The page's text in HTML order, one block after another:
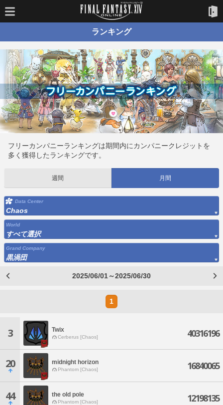
ランキング
フリーカンパニーランキングは期間内にカンパニークレジットを
多く獲得したランキングです。
週間 月間
Data Center
Chaos
World
すべて選択
Grand Company
黒渦団
2025/06/01～2025/06/30
1
3 Twix
Cerberus [Chaos] 40316196
20 midnight horizon
Phantom [Chaos] 16840065
44 the old pole
Phantom [Chaos] 12198135